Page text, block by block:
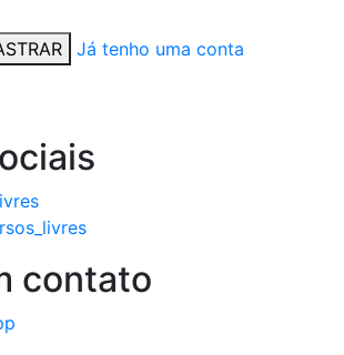
Já tenho uma conta
contato